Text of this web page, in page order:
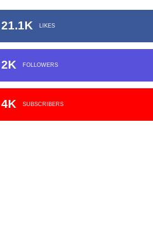
21.1K LIKES
2K FOLLOWERS
4K SUBSCRIBERS